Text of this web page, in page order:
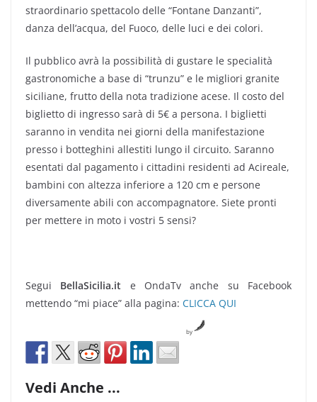
straordinario spettacolo delle “Fontane Danzanti”,
danza dell’acqua, del Fuoco, delle luci e dei colori.
Il pubblico avrà la possibilità di gustare le specialità
gastronomiche a base di “trunzu” e le migliori granite
siciliane, frutto della nota tradizione acese. Il costo del
biglietto di ingresso sarà di 5€ a persona. I biglietti
saranno in vendita nei giorni della manifestazione
presso i botteghini allestiti lungo il circuito. Saranno
esentati dal pagamento i cittadini residenti ad Acireale,
bambini con altezza inferiore a 120 cm e persone
diversamente abili con accompagnatore. Siete pronti
per mettere in moto i vostri 5 sensi?
Segui BellaSicilia.it e OndaTv anche su Facebook
mettendo “mi piace” alla pagina: CLICCA QUI
by
Vedi Anche ...